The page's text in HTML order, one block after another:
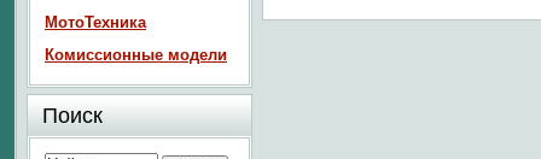
МотоТехника
Комиссионные модели
Поиск